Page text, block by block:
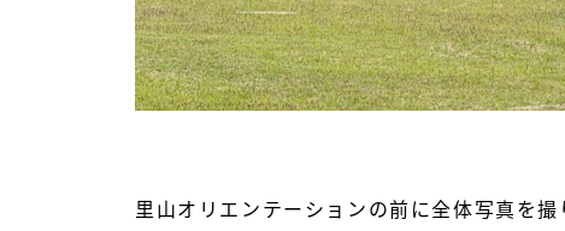
里山オリエンテーションの前に全体写真を撮